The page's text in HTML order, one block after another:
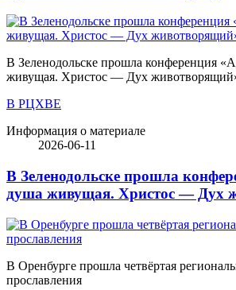
В Зеленодольске прошла конференция
живущая. Христос — Дух
В РЦХВЕ
Информация о материале
2026-06-11
В Зеленодольске прошла
душа живущая. Христос — Дух
В Оренбурге прошла четвёртая
прославления